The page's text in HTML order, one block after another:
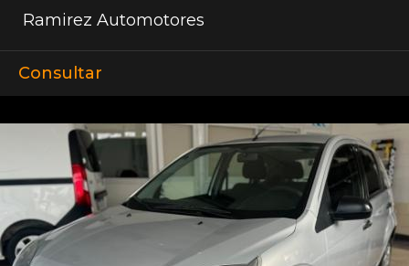
Ramirez Automotores
Consultar